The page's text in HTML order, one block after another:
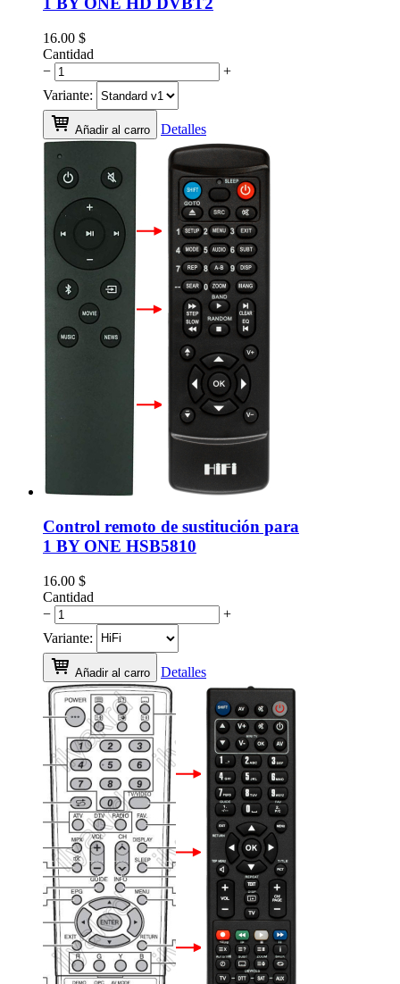
16.00 $
Cantidad
−
+
Variante:
Añadir al carro Detalles
Control remoto de sustitución para
1 BY ONE HSB5810
16.00 $
Cantidad
−
+
Variante:
Añadir al carro Detalles